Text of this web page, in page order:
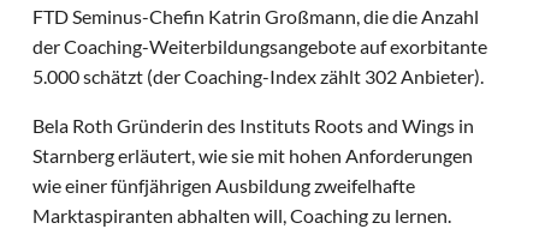
FTD Seminus-Chefin Katrin Großmann, die die Anzahl
der Coaching-Weiterbildungsangebote auf exorbitante
5.000 schätzt (der Coaching-Index zählt 302 Anbieter).
Bela Roth Gründerin des Instituts Roots and Wings in
Starnberg erläutert, wie sie mit hohen Anforderungen
wie einer fünfjährigen Ausbildung zweifelhafte
Marktaspiranten abhalten will, Coaching zu lernen.